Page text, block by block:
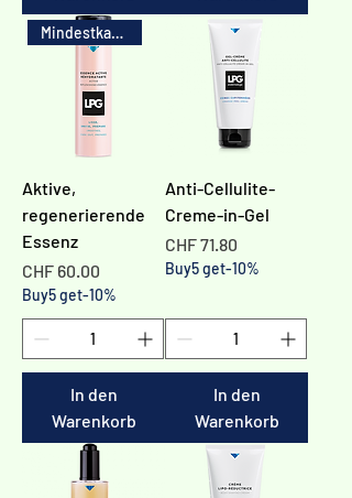
Mindestkauf 3x
Aktive,
regenerierende
Essenz
Preis
CHF 60.00
Buy5 get-10%
In den
Warenkorb
Anti-Cellulite-
Creme-in-Gel
Preis
CHF 71.80
Buy5 get-10%
In den
Warenkorb